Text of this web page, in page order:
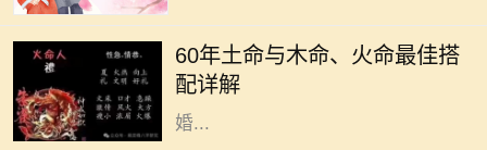
60年土命与木命、火命最佳搭
配详解
都是不同的，而土命、木命和火命则
是常被讨论的一类。这种讨论不仅涉
及到个人命理，还影响着人际关系、
婚...
在中国传统文化中，生肖和五行是命